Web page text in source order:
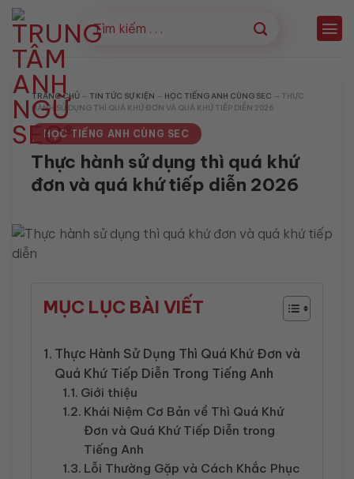
Bỏ
qua
nội
dung
TRANG CHỦ — TIN TỨC SỰ KIỆN — HỌC TIẾNG ANH CÙNG SEC — THỰC
HÀNH SỬ DỤNG THÌ QUÁ KHỨ ĐƠN VÀ QUÁ KHỨ TIẾP DIỄN 2026
HỌC TIẾNG ANH CÙNG SEC
Thực hành sử dụng thì quá khứ
đơn và quá khứ tiếp diễn 2026
MỤC LỤC BÀI VIẾT
Thực Hành Sử Dụng Thì Quá Khứ Đơn và
Quá Khứ Tiếp Diễn Trong Tiếng Anh
Giới thiệu
Khái Niệm Cơ Bản về Thì Quá Khứ
Đơn và Quá Khứ Tiếp Diễn trong
Tiếng Anh
Lỗi Thường Gặp và Cách Khắc Phục